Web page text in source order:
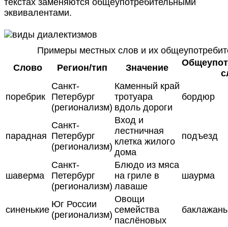
текстах заменяются общеупотребительными
эквивалентами.
Примеры местных слов и их
Слово
Регион/тип Значение
поребрик
Санкт-
Петербург
(регионализм)
Каменный край
тротуара
вдоль дороги
бордюр
парадная
Санкт-
Петербург
(регионализм)
Вход и
лестничная
клетка жилого
дома
подъезд
шаверма
Санкт-
Петербург
(регионализм)
Блюдо из мяса
на гриле в
лаваше
шаурма
синенькие
Юг России
(регионализм)
Овощи
семейства
паслёновых